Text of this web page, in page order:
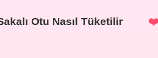
Otu Nasıl Tüketilir